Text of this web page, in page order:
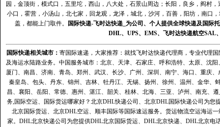
园，金顶街，模式口，五里坨，西山，八大处，石景山周边；长阳，良乡，阎村
小口，霍营，小汤山，北七家，回龙观，龙泽，城北，沙河，百善，阳坊，南口
盖，都能上门取件。
国际快递-飞时达快递_为公司、个人提供全球快递及国际
DHL、 UPS、 EMS、 飞时达快递航空SAL
国际快递相关城市： 寄国际速递，大家推荐：就找飞时达快递代理商，专业代理
及海运水陆路业务。中国服务城市：北京、天津、石家庄、呼和浩特、太原、沈
厦门、南昌、济南、青岛、郑州、武汉、长沙、广州、深圳、南宁、海口、重庆
秦皇岛、包头、丹东、锦州、吉林、牡丹江、无锡、扬州、徐州、温州、金华
昌、襄阳、岳阳、常德、惠州、湛江、韶关、桂林、北海、三亚、泸州、南充、
务,国际空运、国际货运哪家好？北京DHL快递公司、北京DHL国际快递公司为
北京国际货运、北京DHL空运、顺丰国际等国际速运服务。货运物流空运海运
家。DHL北京快递公司为您提供DHL北京国际货运、DHL北京快递、DHL北京电